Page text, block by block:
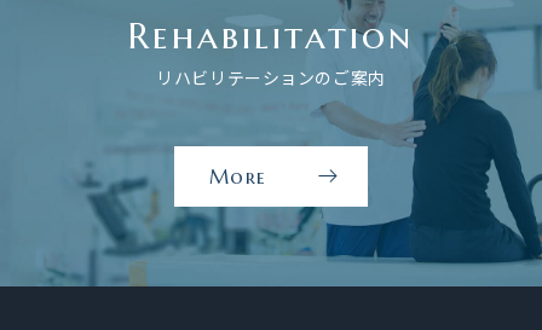
案
内
る
Rehabilitation
リハビリテーションのご案内
More
リ
ハ
ビ
リ